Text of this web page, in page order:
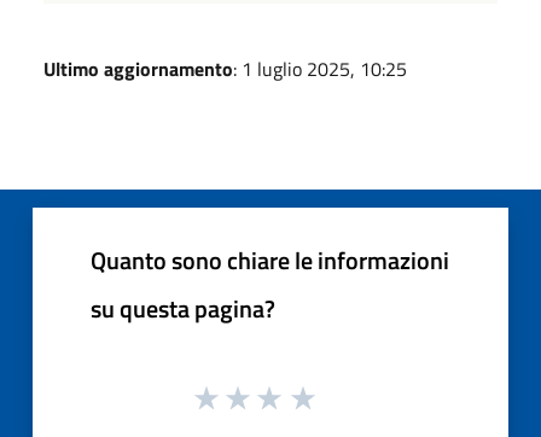
Ultimo aggiornamento: 1 luglio 2025, 10:25
Quanto sono chiare le informazioni
su questa pagina?